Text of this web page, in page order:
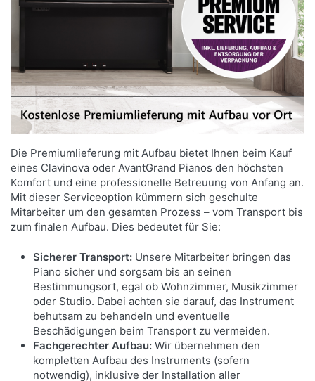
die richtigen Tasten betätigen.
ÜBEN SIE IHRE LIEBLINGSSONGS MIT DER
VORINSTALLIERTEN MELODIEN.
Das Clavinova CSP-295 bietet eine breite Palette
an Musikstücken, von bekannten Pop-Hits bis zu
klassischen Kompositionen und Übungsliedern.
anzusehen und die Stream Lights für ein
effizientes Üben einzusetzen. Fügen Sie bei Bedarf
über die App weitere Songs zu Ihrer Sammlung
hinzu.
Die Premiumlieferung mit Aufbau bietet Ihnen beim Kauf
eines Clavinova oder AvantGrand Pianos den höchsten
Komfort und eine professionelle Betreuung von Anfang an.
Mit dieser Serviceoption kümmern sich geschulte
Mitarbeiter um den gesamten Prozess – vom Transport bis
zum finalen Aufbau. Dies bedeutet für Sie:
Sicherer Transport: Unsere Mitarbeiter bringen das
Piano sicher und sorgsam bis an seinen
Bestimmungsort, egal ob Wohnzimmer, Musikzimmer
oder Studio. Dabei achten sie darauf, das Instrument
behutsam zu behandeln und eventuelle
Beschädigungen beim Transport zu vermeiden.
Fachgerechter Aufbau: Wir übernehmen den
kompletten Aufbau des Instruments (sofern
notwendig), inklusive der Installation aller